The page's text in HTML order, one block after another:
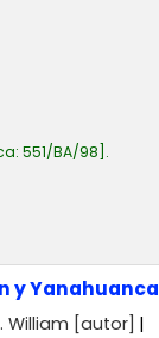
551/BA/98 .
y Yanahuanca
William [autor]